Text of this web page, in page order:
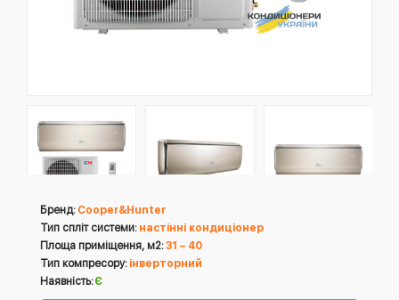
Бренд: Cooper&Hunter
Тип спліт системи: настінні кондиціонер
Площа приміщення, м2:31 – 40
Тип компресору: інверторний
Наявність:Є